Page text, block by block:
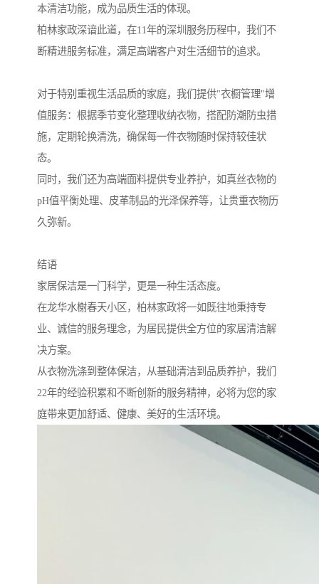
本清洁功能，成为品质生活的体现。
柏林家政深谙此道，在11年的深圳服务历程中，我们不
断精进服务标准，满足高端客户对生活细节的追求。
对于特别重视生活品质的家庭，我们提供"衣橱管理"增
值服务：根据季节变化整理收纳衣物，搭配防潮防虫措
施，定期轮换清洗，确保每一件衣物随时保持较佳状
态。
同时，我们还为高端面料提供专业养护，如真丝衣物的
pH值平衡处理、皮革制品的光泽保养等，让贵重衣物历
久弥新。
结语
家居保洁是一门科学，更是一种生活态度。
在龙华水榭春天小区，柏林家政将一如既往地秉持专
业、诚信的服务理念，为居民提供全方位的家居清洁解
决方案。
从衣物洗涤到整体保洁，从基础清洁到品质养护，我们
22年的经验积累和不断创新的服务精神，必将为您的家
庭带来更加舒适、健康、美好的生活环境。